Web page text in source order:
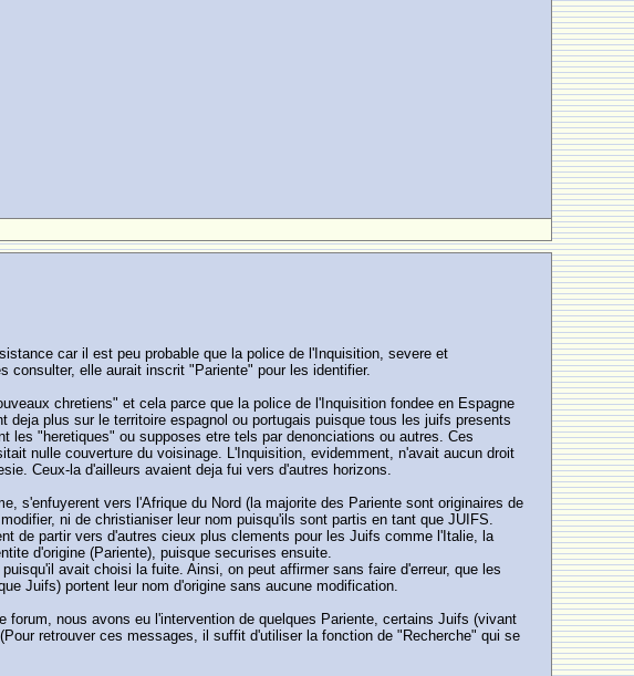
car il est peu probable que la police de l'Inquisition, severe et
consulter, elle aurait inscrit "Pariente" pour les identifier.
chretiens" et cela parce que la police de l'Inquisition fondee en Espagne
plus sur le territoire espagnol ou portugais puisque tous les juifs presents
les "heretiques" ou supposes etre tels par denonciations ou autres. Ces
nulle couverture du voisinage. L'Inquisition, evidemment, n'avait aucun droit
Ceux-la d'ailleurs avaient deja fui vers d'autres horizons.
s'enfuyerent vers l'Afrique du Nord (la majorite des Pariente sont originaires de
ni de christianiser leur nom puisqu'ils sont partis en tant que JUIFS.
de partir vers d'autres cieux plus clements pour les Juifs comme l'Italie, la
d'origine (Pariente), puisque securises ensuite.
avait choisi la fuite. Ainsi, on peut affirmer sans faire d'erreur, que les
Juifs) portent leur nom d'origine sans aucune modification.
nous avons eu l'intervention de quelques Pariente, certains Juifs (vivant
retrouver ces messages, il suffit d'utiliser la fonction de "Recherche" qui se